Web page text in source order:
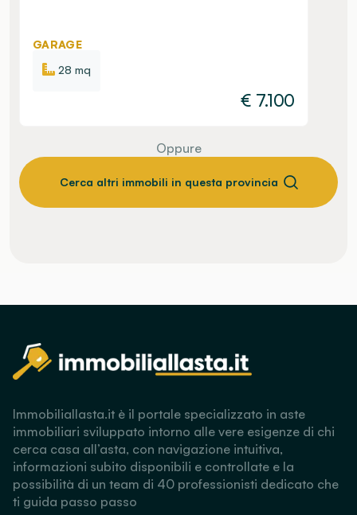
GARAGE
28 mq
€ 7.100
Oppure
Cerca altri immobili in questa provincia
Immobiliallasta.it è il portale specializzato in aste
immobiliari sviluppato intorno alle vere esigenze di chi
cerca casa all’asta, con navigazione intuitiva,
informazioni subito disponibili e controllate e la
possibilità di un team di 40 professionisti dedicato che
ti guida passo passo